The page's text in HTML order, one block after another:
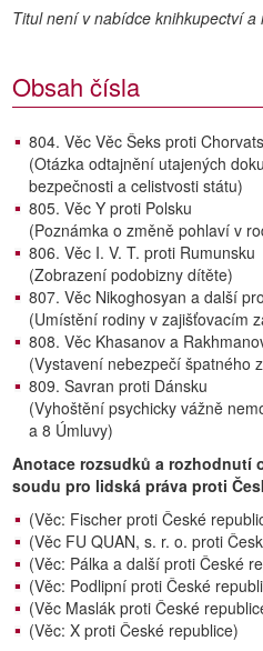
Titul není v nabídce knihkupectví a
Obsah čísla
804. Věc Věc Šeks proti
(Otázka odtajnění utajených
bezpečnosti a celistvosti státu)
805. Věc Y proti Polsku
(Poznámka o změně pohlaví v
806. Věc I. V. T. proti Rumunsku
(Zobrazení podobizny dítěte)
807. Věc Nikoghosyan a další
(Umístění rodiny v zajišťovacím
808. Věc Khasanov a
(Vystavení nebezpečí špatného
809. Savran proti Dánsku
(Vyhoštění psychicky vážně
a 8 Úmluvy)
Anotace rozsudků a rozhodnutí
soudu pro lidská práva proti
(Věc: Fischer proti České
(Věc FU QUAN, s. r. o. proti
(Věc: Pálka a další proti České
(Věc: Podlipní proti České
(Věc Maslák proti České
(Věc: X proti České republice)